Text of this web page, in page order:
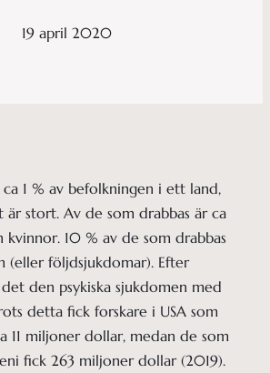
19 april 2020
1 % av befolkningen i ett land,
stort. Av de som drabbas är ca
10 % av de som drabbas
(eller följdsjukdomar). Efter
den psykiska sjukdomen med
detta fick forskare i USA som
11 miljoner dollar, medan de som
fick 263 miljoner dollar (2019).